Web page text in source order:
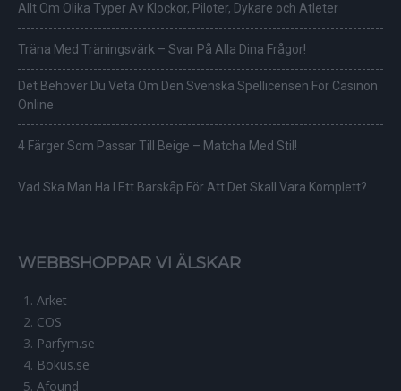
Allt Om Olika Typer Av Klockor, Piloter, Dykare och Atleter
Träna Med Träningsvärk – Svar På Alla Dina Frågor!
Det Behöver Du Veta Om Den Svenska Spellicensen För Casinon
Online
4 Färger Som Passar Till Beige – Matcha Med Stil!
Vad Ska Man Ha I Ett Barskåp För Att Det Skall Vara Komplett?
WEBBSHOPPAR VI ÄLSKAR
Arket
COS
Parfym.se
Bokus.se
Afound